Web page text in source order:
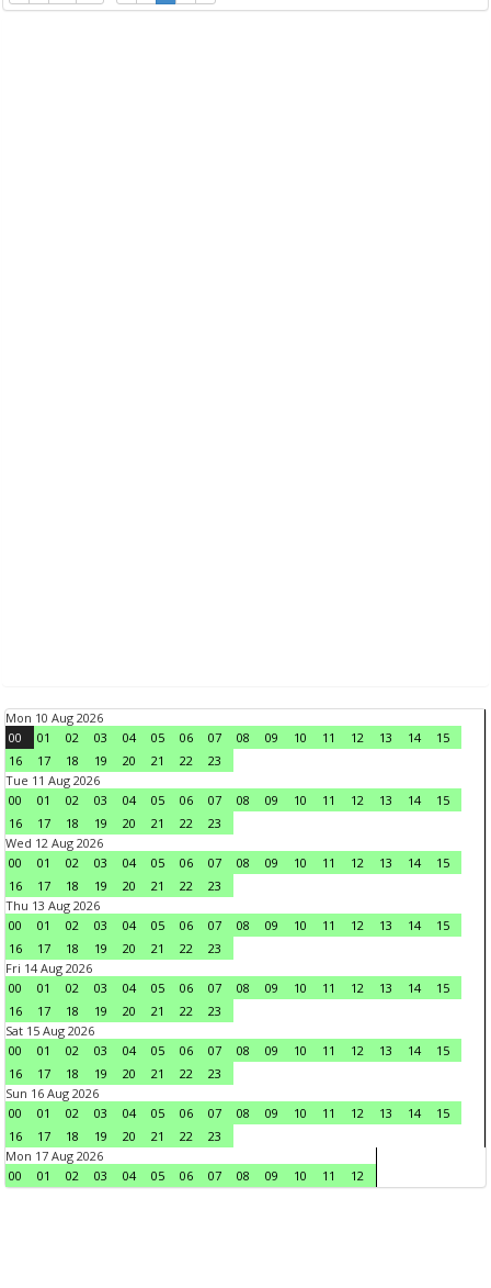
Mon 10 Aug 2026
00
01 02 03 04 05 06 07 08 09 10 11 12 13 14
15
16
17 18 19 20 21 22
23
Tue 11 Aug 2026
00
01 02 03 04 05 06 07 08 09 10 11 12 13 14
15
16
17 18 19 20 21 22
23
Wed 12 Aug 2026
00
01 02 03 04 05 06 07 08 09 10 11 12 13 14
15
16
17 18 19 20 21 22
23
Thu 13 Aug 2026
00
01 02 03 04 05 06 07 08 09 10 11 12 13 14
15
16
17 18 19 20 21 22
23
Fri 14 Aug 2026
00
01 02 03 04 05 06 07 08 09 10 11 12 13 14
15
16
17 18 19 20 21 22
23
Sat 15 Aug 2026
00
01 02 03 04 05 06 07 08 09 10 11 12 13 14
15
16
17 18 19 20 21 22
23
Sun 16 Aug 2026
00
01 02 03 04 05 06 07 08 09 10 11 12 13 14
15
16
17 18 19 20 21 22
23
Mon 17 Aug 2026
00
01 02 03 04 05 06 07 08 09 10 11 12